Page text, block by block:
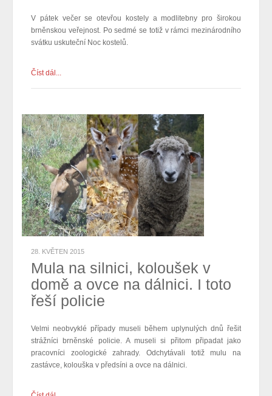
V pátek večer se otevřou kostely amodlitebnypro širokou
brněnskou veřejnost. Po sedmé se totiž v rámci mezinárodního
svátku uskuteční Noc kostelů.
Číst dál...
28. KVĚTEN 2015
Mula na silnici, koloušek v
domě a ovce na dálnici. I toto
řeší policie
Velmi neobvyklé případy museli během uplynulých dnů řešit
strážníci brněnské policie. A museli si přitom připadat jako
pracovníci zoologické zahrady. Odchytávali totiž mulu na
zastávce, kolouška v předsíni a ovce na dálnici.